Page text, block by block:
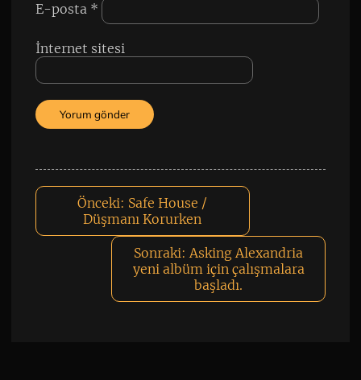
E-posta *
İnternet sitesi
Önceki: Safe House /
Düşmanı Korurken
Sonraki: Asking Alexandria
yeni albüm için çalışmalara
başladı.